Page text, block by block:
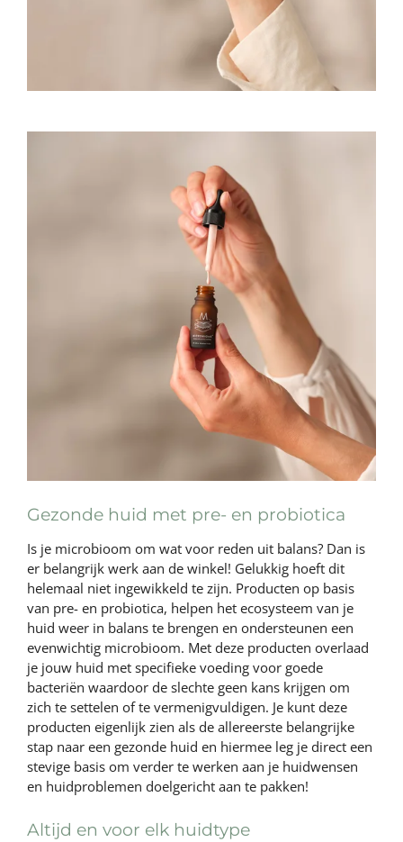
Gezonde huid met pre- en probiotica
Is je microbioom om wat voor reden uit balans? Dan is
er belangrijk werk aan de winkel! Gelukkig hoeft dit
helemaal niet ingewikkeld te zijn. Producten op basis
van pre- en probiotica, helpen het ecosysteem van je
huid weer in balans te brengen en ondersteunen een
evenwichtig microbioom. Met deze producten overlaad
je jouw huid met specifieke voeding voor goede
bacteriën waardoor de slechte geen kans krijgen om
zich te settelen of te vermenigvuldigen. Je kunt deze
producten eigenlijk zien als de allereerste belangrijke
stap naar een gezonde huid en hiermee leg je direct een
stevige basis om verder te werken aan je huidwensen
en huidproblemen doelgericht aan te pakken!
Altijd en voor elk huidtype